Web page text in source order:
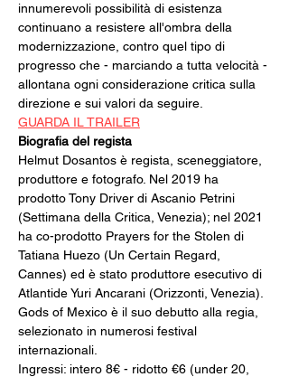
innumerevoli possibilità di esistenza
continuano a resistere all'ombra della
modernizzazione, contro quel tipo di
progresso che - marciando a tutta velocità -
allontana ogni considerazione critica sulla
direzione e sui valori da seguire.
GUARDA IL TRAILER
Helmut Dosantos è regista, sceneggiatore,
produttore e fotografo. Nel 2019 ha
prodotto Tony Driver di Ascanio Petrini
(Settimana della Critica, Venezia); nel 2021
ha co-prodotto Prayers for the Stolen di
Tatiana Huezo (Un Certain Regard,
Cannes) ed è stato produttore esecutivo di
Atlantide Yuri Ancarani (Orizzonti, Venezia).
Gods of Mexico è il suo debutto alla regia,
selezionato in numerosi festival
internazionali.
Ingressi: intero 8€ - ridotto €6 (under 20,